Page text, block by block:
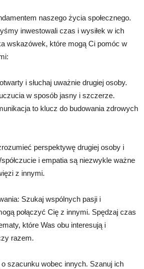
naszego życia społecznego.
inwestowali czas i wysiłek w ich
wskazówek, które mogą Ci pomóc w
i słuchaj uważnie drugiej osoby.
w sposób jasny i szczerze.
to klucz do budowania zdrowych
perspektywę drugiej osoby i
i empatia są niezwykle ważne
z innymi.
Szukaj wspólnych pasji i
połączyć Cię z innymi. Spędzaj czas
które Was obu interesują i
razem.
szacunku wobec innych. Szanuj ich